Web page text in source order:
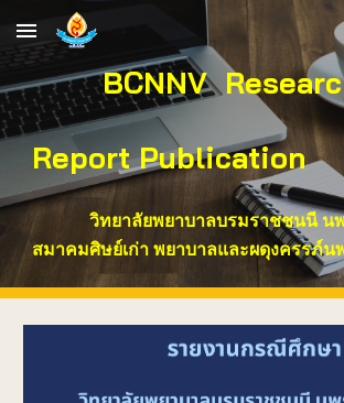
Skip to main content
BCNNV
Report Publication
วิทยาลัยพยาบาลบรมราชชนนี น
สมาคมศิษย์เก่า พยาบาลและผดุงครรภ์น